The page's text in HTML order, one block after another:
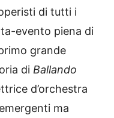
di tutti i
evento piena di
grande
di Ballando
d’orchestra
ma